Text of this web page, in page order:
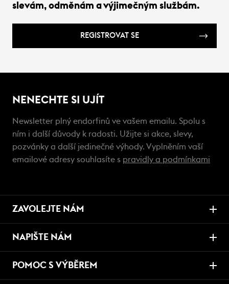
slevám, odměnám a výjimečným službám.
REGISTROVAT SE
NENECHTE SI UJÍT
Newsletter plný endorfinů ve vašem emailu. Spolu s
ním i další důvody k radosti. Užijte si akce, slevy,
pozvánky a další jedinečné výhody. Vyplněním vaší
emailové adresy souhlasíte s pravidly a podmínkami
ZAVOLEJTE NÁM
NAPIŠTE NÁM
POMOC S VÝBĚREM